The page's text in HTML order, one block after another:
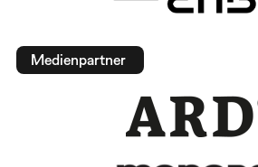
Medienpartner